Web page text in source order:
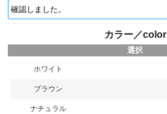
カラー／color
選択
ホワイト
ブラウン
ナチュラル